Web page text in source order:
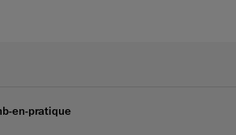
en-pratique